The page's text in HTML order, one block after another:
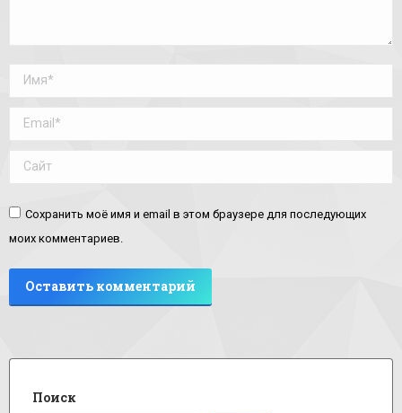
Имя *
Email *
Сайт
Сохранить моё имя и email в этом браузере для последующих
моих комментариев.
Оставить комментарий
Поиск